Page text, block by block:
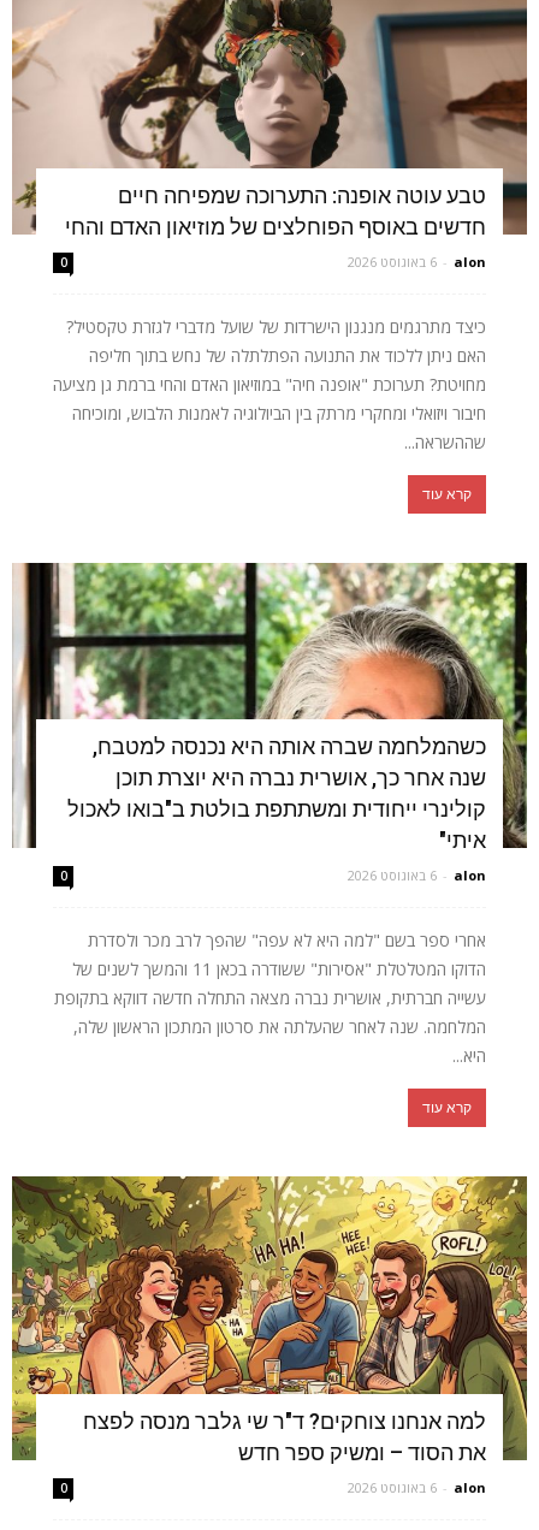
טבע עוטה אופנה: התערוכה שמפיחה חיים
חדשים באוסף הפוחלצים של מוזיאון האדם והחי
alon
- 6 באוגוסט 2026 0
כיצד מתרגמים מנגנון הישרדות של שועל מדברי לגזרת טקסטיל?
האם ניתן ללכוד את התנועה הפתלתלה של נחש בתוך חליפה
מחויטת? תערוכת "אופנה חיה" במוזיאון האדם והחי ברמת גן מציעה
חיבור ויזואלי ומחקרי מרתק בין הביולוגיה לאמנות הלבוש, ומוכיחה
שההשראה...
קרא עוד
כשהמלחמה שברה אותה היא נכנסה למטבח,
שנה אחר כך, אושרית נברה היא יוצרת תוכן
קולינרי ייחודית ומשתתפת בולטת ב"בואו לאכול
איתי"
alon
- 6 באוגוסט 2026 0
אחרי ספר בשם "למה היא לא עפה" שהפך לרב מכר ולסדרת
הדוקו המטלטלת "אסירות" ששודרה בכאן 11 והמשך לשנים של
עשייה חברתית, אושרית נברה מצאה התחלה חדשה דווקא בתקופת
המלחמה. שנה לאחר שהעלתה את סרטון המתכון הראשון שלה,
היא...
קרא עוד
למה אנחנו צוחקים? ד"ר שי גלבר מנסה לפצח
את הסוד – ומשיק ספר חדש
alon
- 6 באוגוסט 2026 0